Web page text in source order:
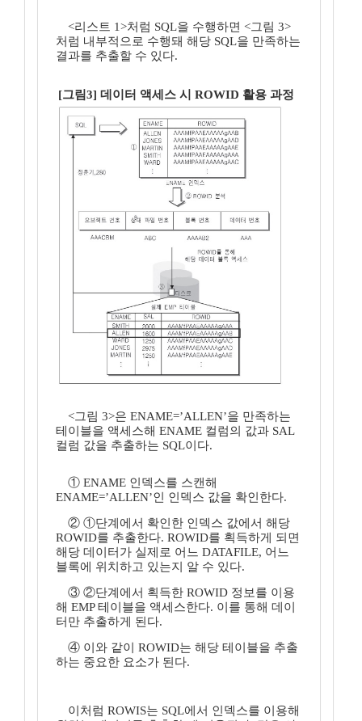
<리스트 1>처럼 SQL을 수행하면 <그림 3>
처럼 내부적으로 수행돼 해당 SQL을 만족하는
결과를 추출할 수 있다.
[그림3] 데이터 액세스 시 ROWID 활용 과정
<그림 3>은 ENAME=’ALLEN’을 만족하는
테이블을 액세스해 ENAME 컬럼의 값과 SAL
컬럼 값을 추출하는 SQL이다.
① ENAME 인덱스를 스캔해
ENAME=’ALLEN’인 인덱스 값을 확인한다.
② ①단계에서 확인한 인덱스 값에서 해당
ROWID를 추출한다. ROWID를 획득하게 되면
해당 데이터가 실제로 어느 DATAFILE, 어느
블록에 위치하고 있는지 알 수 있다.
③ ②단계에서 획득한 ROWID 정보를 이용
해 EMP 테이블을 액세스한다. 이를 통해 데이
터만 추출하게 된다.
④ 이와 같이 ROWID는 해당 테이블을 추출
하는 중요한 요소가 된다.
이처럼 ROWIS는 SQL에서 인덱스를 이용해